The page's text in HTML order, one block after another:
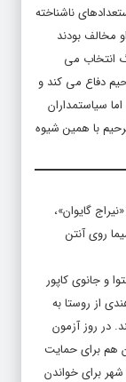
ناشناخته
مخالف بودند
انتخاب می
دفاع می کند و
سیاستمداران
با همین شیوه
گایوان»،
شبکه چهار سیما روی آنتن
و جانوی کاپور
از روستا به
در روز آزمون
هم برای حمایت
برای خواندن